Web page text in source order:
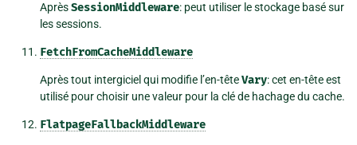
AprèsSessionMiddleware: peut utiliser le stockage basé sur
les sessions.
FetchFromCacheMiddleware
Après tout intergiciel qui modifie l’en-têteVary: cet en-tête est
utilisé pour choisir une valeur pour la clé de hachage du cache.
FlatpageFallbackMiddleware